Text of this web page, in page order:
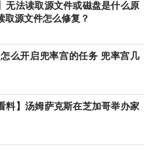
无法读取源文件或磁盘是什么原
取源文件怎么修复？
么开启兜率宫的任务 兜率宫几
料】汤姆萨克斯在芝加哥举办家